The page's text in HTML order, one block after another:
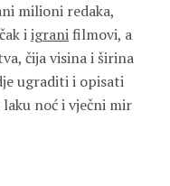
milioni redaka,
iigranifilmovi, a
čija visina i širina
ugraditi i opisati
noć i vječni mir